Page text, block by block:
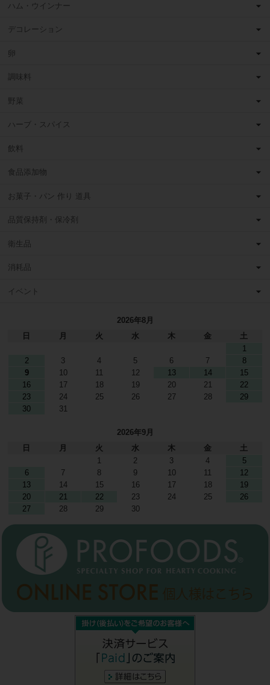
ハム・ウインナー
デコレーション
卵
調味料
野菜
ハーブ・スパイス
飲料
食品添加物
お菓子・パン 作り 道具
品質保持剤・保冷剤
衛生品
消耗品
イベント
2026年8月
日
月 火 水 木 金
土
1
2
3 4 5 6 7
8
9
10 11 12 13 14
15
16
17 18 19 20 21
22
23
24 25 26 27 28
29
30
31
2026年9月
日
月 火 水 木 金
土
1
2 3 4
5
6
7 8 9 10 11
12
13
14 15 16 17 18
19
20
21 22 23 24 25
26
27
28 29 30